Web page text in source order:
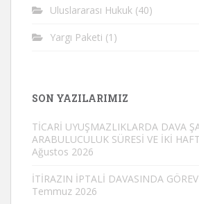
Uluslararası Hukuk (40)
Yargı Paketi (1)
SON YAZILARIMIZ
TİCARİ UYUŞMAZLIKLARDA DAVA
ARABULUCULUK SÜRESİ VE İKİ
Ağustos 2026
İTİRAZIN İPTALİ DAVASINDA
Temmuz 2026